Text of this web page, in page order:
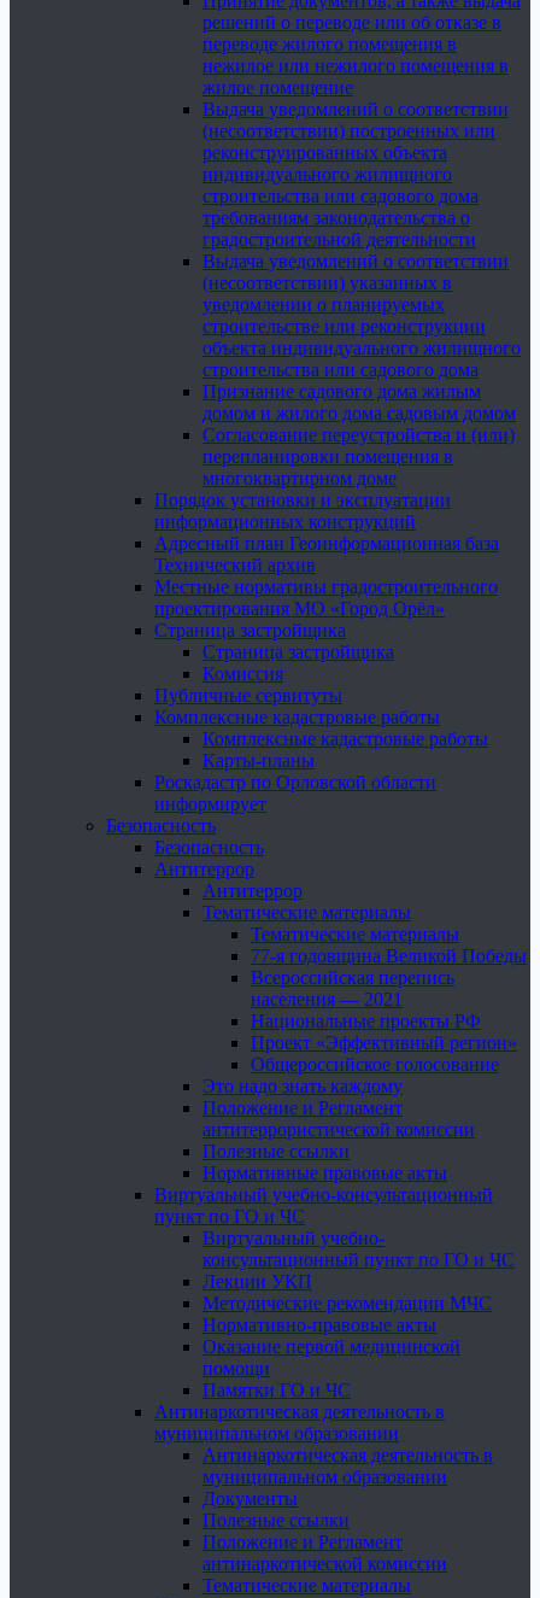
решений о переводе или об отказе в
переводе жилого помещения в
нежилое или нежилого помещения в
жилое помещение
Выдача уведомлений о соответствии
(несоответствии) построенных или
реконструированных объекта
индивидуального жилищного
строительства или садового дома
требованиям законодательства о
градостроительной деятельности
Выдача уведомлений о соответствии
(несоответствии) указанных в
уведомлении о планируемых
строительстве или реконструкции
объекта индивидуального жилищного
строительства или садового дома
Признание садового дома жилым
домом и жилого дома садовым домом
Согласование переустройства и (или)
перепланировки помещения в
многоквартирном доме
Порядок установки и эксплуатации
информационных конструкций
Адресный план Геоинформационная база
Технический архив
Местные нормативы градостроительного
проектирования МО «Город Орёл»
Страница застройщика
Страница застройщика
Комиссия
Публичные сервитуты
Комплексные кадастровые работы
Комплексные кадастровые работы
Карты-планы
Роскадастр по Орловской области
информирует
Безопасность
Безопасность
Антитеррор
Антитеррор
Тематические материалы
Тематические материалы
77-я годовщина Великой Победы
Всероссийская перепись
населения — 2021
Национальные проекты РФ
Проект «Эффективный регион»
Общероссийское голосование
Это надо знать каждому
Положение и Регламент
антитеррористической комиссии
Полезные ссылки
Нормативные правовые акты
Виртуальный учебно-консультационный
пункт по ГО и ЧС
Виртуальный учебно-
консультационный пункт по ГО и ЧС
Лекции УКП
Методические рекомендации МЧС
Нормативно-правовые акты
Оказание первой медицинской
помощи
Памятки ГО и ЧС
Антинаркотическая деятельность в
муниципальном образовании
Антинаркотическая деятельность в
муниципальном образовании
Документы
Полезные ссылки
Положение и Регламент
антинаркотической комиссии
Тематические материалы